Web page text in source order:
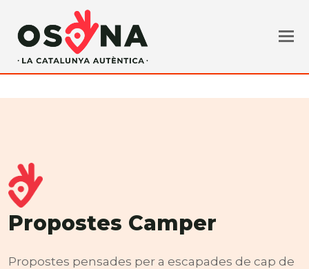
Propostes Camper
Propostes pensades per a escapades de cap de